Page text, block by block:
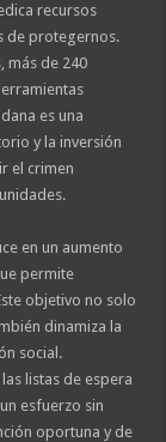
recursos
de protegernos.
más de 240
es una
y la inversión
el crimen
en un aumento
permite
objetivo no solo
dinamiza la
social.
listas de espera
esfuerzo sin
oportuna y de